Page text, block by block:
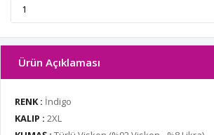
Ürün Açıklaması
RENK : İndigo
KALIP : 2XL